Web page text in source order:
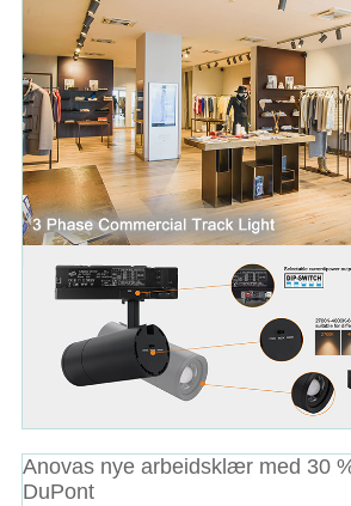
Anovas nye arbeidsklær med 30
DuPont